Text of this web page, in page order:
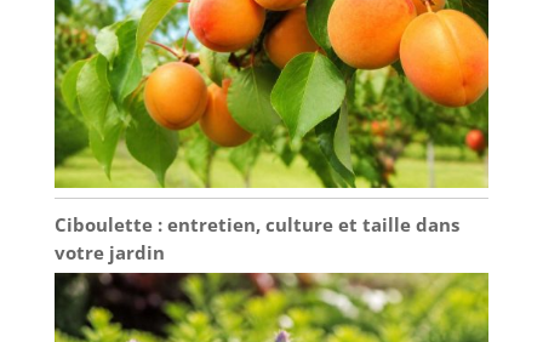
Ciboulette : entretien, culture et taille dans
votre jardin